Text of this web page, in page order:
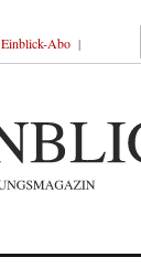
Einblick-Abo